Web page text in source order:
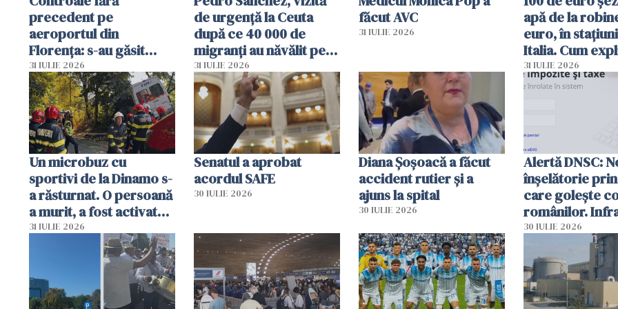
precedent pe
aeroportul din
Florența: s-au găsit
capete de aligator și o
sumă imensă de bani
31 IULIE 2026
de urgență la Ceuta
după ce 40 000 de
migranți au năvălit pe
teritoriul spaniol: „Vom
mobiliza toate
resursele"
31 IULIE 2026
făcut AVC
31 IULIE 2026
apă de la
euro, în
Italia. Cum
autoritățile
31 IULIE 2026
Un microbuz cu
sportivi de la Dinamo s-
a răsturnat. O persoană
a murit, a fost activat
planul roșu de
31 IULIE 2026
Senatul a aprobat
acordul SAFE
30 IULIE 2026
Diana Șoșoacă a făcut
accident rutier și a
ajuns la spital
30 IULIE 2026
Alertă DNSC:
înșelătorie prin
care golește
românilor.
folosesc
Ghișeul.ro și
Române
30 IULIE 2026